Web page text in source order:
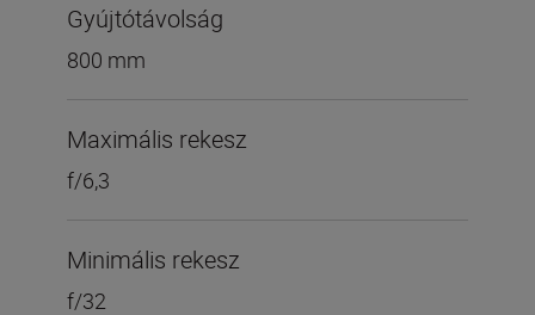
Gyújtótávolság
800 mm
Maximális rekesz
f/6,3
Minimális rekesz
f/32